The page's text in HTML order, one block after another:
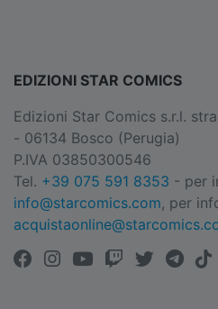
EDIZIONI STAR COMICS
Edizioni Star Comics s.r.l.
- 06134 Bosco (Perugia)
P.IVA 03850300546
Tel. +39 075 591 8353 - per
info@starcomics.com, per